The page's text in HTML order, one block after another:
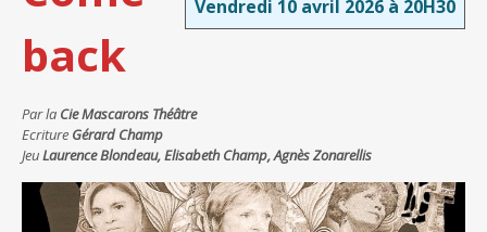
Vendredi 10 avril 2026 à 20H30
back
Par la Cie Mascarons Théâtre
Ecriture Gérard Champ
JeuLaurence Blondeau, Elisabeth Champ, Agnès Zonarellis